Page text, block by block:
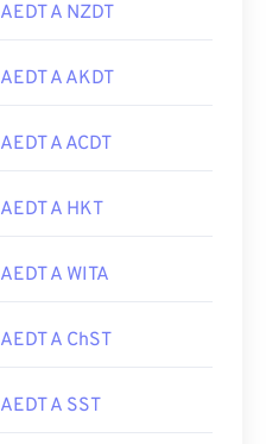
AEDT A NZDT
AEDT A AKDT
AEDT A ACDT
AEDT A HKT
AEDT A WITA
AEDT A ChST
AEDT A SST